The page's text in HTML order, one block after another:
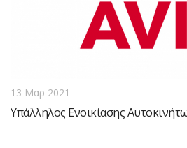
13 Μαρ 2021
Υπάλληλος Ενοικίασης